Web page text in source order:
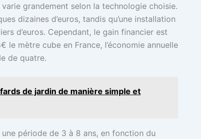
grandement selon la technologie choisie.
dizaines d’euros, tandis qu’une installation
d’euros. Cependant, le gain financier est
le mètre cube en France, l’économie annuelle
de quatre.
de jardin de manière simple et
période de 3 à 8 ans, en fonction du